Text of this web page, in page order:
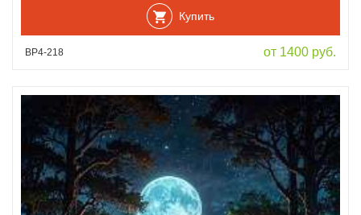
Купить
ВР4-218 от 1400 руб.